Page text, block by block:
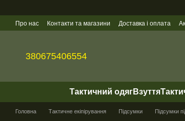
Про нас Контакти та магазини Доставка і оплата
380675406554
Тактичний одягВзуття
Головна Тактичне екіпірування Підсумки Підсумки